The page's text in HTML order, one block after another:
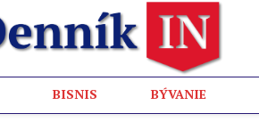
BISNIS BÝVANIE